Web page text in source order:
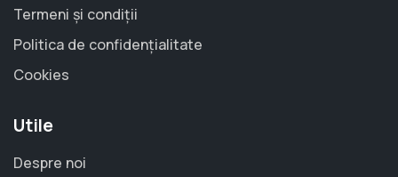
Termeni și condiții
Politica de confidențialitate
Cookies
Utile
Despre noi